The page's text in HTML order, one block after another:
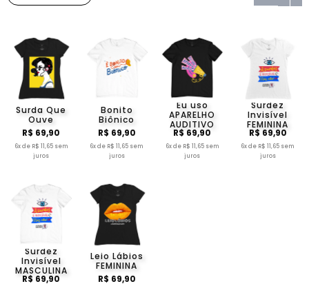
Surda Que
Ouve
R$ 69,90
6x de R$ 11,65 sem
juros
Bonito
Biônico
R$ 69,90
6x de R$ 11,65 sem
juros
Eu uso
APARELHO
AUDITIVO
R$ 69,90
6x de R$ 11,65 sem
juros
Surdez
Invisível
FEMININA
R$ 69,90
6x de R$ 11,65 sem
juros
Surdez
Invisível
MASCULINA
R$ 69,90
Leio Lábios
FEMININA
R$ 69,90